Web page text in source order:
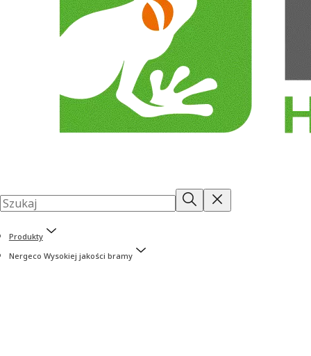
Produkty
Nergeco Wysokiej jakości bramy